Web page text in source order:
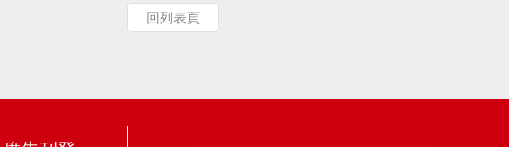
回列表頁